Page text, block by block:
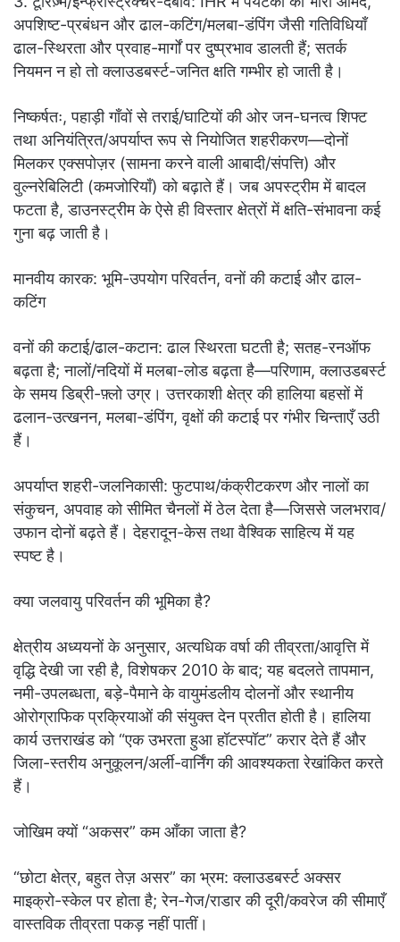
अपशिष्ट-प्रबंधन और ढाल-कटिंग/मलबा-डंपिंग जैसी गतिविधियाँ
ढाल-स्थिरता और प्रवाह-मार्गों पर दुष्प्रभाव डालती हैं; सतर्क
नियमन न हो तो क्लाउडबर्स्ट-जनित क्षति गम्भीर हो जाती है।
निष्कर्षतः, पहाड़ी गाँवों से तराई/घाटियों की ओर जन-घनत्व शिफ्ट
तथा अनियंत्रित/अपर्याप्त रूप से नियोजित शहरीकरण—दोनों
मिलकर एक्सपोज़र (सामना करने वाली आबादी/संपत्ति) और
वुल्नरेबिलिटी (कमजोरियाँ) को बढ़ाते हैं। जब अपस्ट्रीम में बादल
फटता है, डाउनस्ट्रीम के ऐसे ही विस्तार क्षेत्रों में क्षति-संभावना कई
गुना बढ़ जाती है।
मानवीय कारक: भूमि-उपयोग परिवर्तन, वनों की कटाई और ढाल-
कटिंग
वनों की कटाई/ढाल-कटान: ढाल स्थिरता घटती है; सतह-रनऑफ
बढ़ता है; नालों/नदियों में मलबा-लोड बढ़ता है—परिणाम, क्लाउडबर्स्ट
के समय डिब्री-फ़्लो उग्र। उत्तरकाशी क्षेत्र की हालिया बहसों में
ढलान-उत्खनन, मलबा-डंपिंग, वृक्षों की कटाई पर गंभीर चिन्ताएँ उठी
हैं।
अपर्याप्त शहरी-जलनिकासी: फुटपाथ/कंक्रीटकरण और नालों का
संकुचन, अपवाह को सीमित चैनलों में ठेल देता है—जिससे जलभराव/
उफान दोनों बढ़ते हैं। देहरादून-केस तथा वैश्विक साहित्य में यह
स्पष्ट है।
क्या जलवायु परिवर्तन की भूमिका है?
क्षेत्रीय अध्ययनों के अनुसार, अत्यधिक वर्षा की तीव्रता/आवृत्ति में
वृद्धि देखी जा रही है, विशेषकर 2010 के बाद; यह बदलते तापमान,
नमी-उपलब्धता, बड़े-पैमाने के वायुमंडलीय दोलनों और स्थानीय
ओरोग्राफिक प्रक्रियाओं की संयुक्त देन प्रतीत होती है। हालिया
कार्य उत्तराखंड को “एक उभरता हुआ हॉटस्पॉट” करार देते हैं और
जिला-स्तरीय अनुकूलन/अर्ली-वार्निंग की आवश्यकता रेखांकित करते
हैं।
जोखिम क्यों “अकसर” कम आँका जाता है?
“छोटा क्षेत्र, बहुत तेज़ असर” का भ्रम: क्लाउडबर्स्ट अक्सर
माइक्रो-स्केल पर होता है; रेन-गेज/राडार की दूरी/कवरेज की सीमाएँ
वास्तविक तीव्रता पकड़ नहीं पातीं।